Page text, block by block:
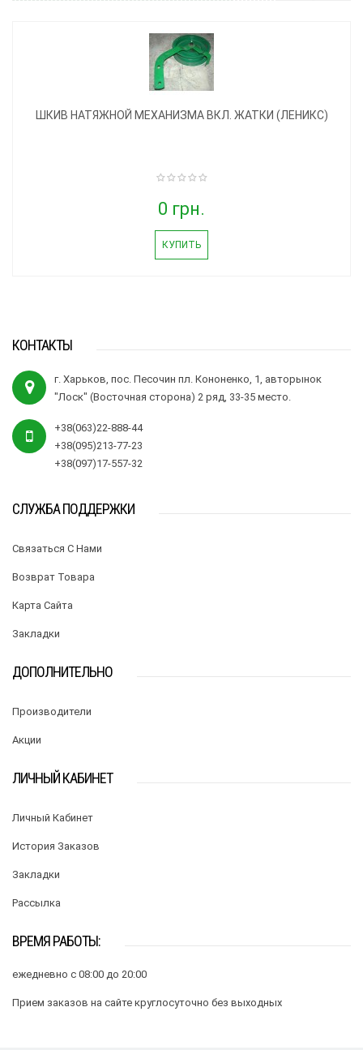
ШКИВ НАТЯЖНОЙ МЕХАНИЗМА ВКЛ. ЖАТКИ (ЛЕНИКС)
0 грн.
КУПИТЬ
КОНТАКТЫ
г. Харьков, пос. Песочин пл. Кононенко, 1, авторынок
"Лоск" (Восточная сторона) 2 ряд, 33-35 место.
+38(063)22-888-44
+38(095)213-77-23
+38(097)17-557-32
СЛУЖБА ПОДДЕРЖКИ
Связаться С Нами
Возврат Товара
Карта Сайта
Закладки
ДОПОЛНИТЕЛЬНО
Производители
Акции
ЛИЧНЫЙ КАБИНЕТ
Личный Кабинет
История Заказов
Закладки
Рассылка
ВРЕМЯ РАБОТЫ:
ежедневно с 08:00 до 20:00
Прием заказов на сайте круглосуточно без выходных